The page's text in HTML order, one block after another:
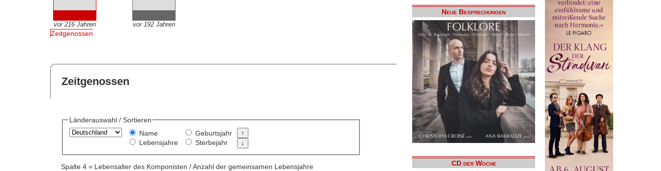
vor 216 Jahren vor 192 Jahren
Zeitgenossen
Zeitgenossen
Länderauswahl / Sortieren
Name
Lebensjahre
Geburtsjahr
Sterbejahr
Spalte 4 = Lebensalter des Komponisten / Anzahl der gemeinsamen Lebensjahre
Neue Besprechungen
CD der Woche